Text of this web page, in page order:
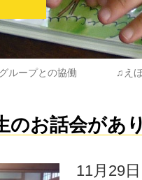
ループとの協働 ♫え
のお話会があ
11月29